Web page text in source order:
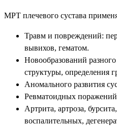
МРТ плечевого сустава
Травм и повреждений:
вывихов, гематом.
Новообразований
структуры, определения
Аномального развития
Ревматоидных
Артрита, артроза,
воспалительных,